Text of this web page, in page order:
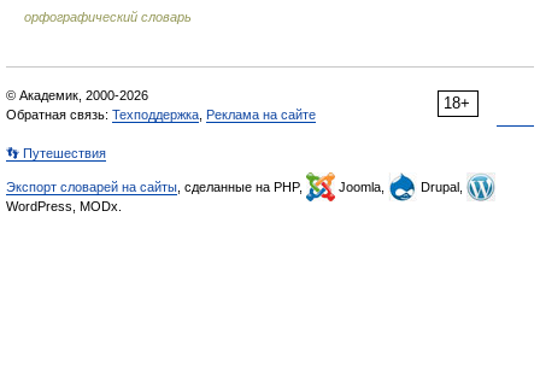
орфографический словарь
18+
© Академик, 2000-2026
Обратная связь: Техподдержка Реклама на сайте
👣 Путешествия
Экспорт словарей на сайты , сделанные на PHP, Joomla,
Drupal,
WordPress, MODx.